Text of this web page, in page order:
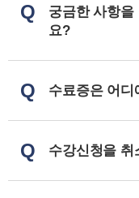
Q
궁금한 사항
요?
Q 수료증은 어
Q 수강신청을